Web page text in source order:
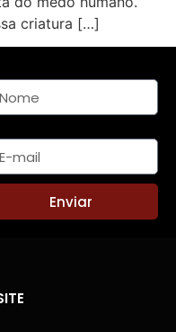
criatura […]
Enviar